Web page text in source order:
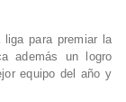
liga para premiar la
además un logro
equipo del año y